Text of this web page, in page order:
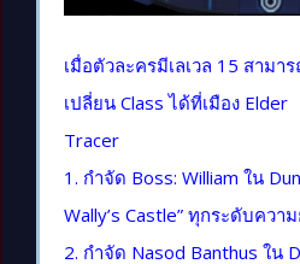
เมื่อตัวละครมีเลเวล 15 สามา
เปลี่ยน Class ได้ที่เมือง Elder
Tracer
1. กำจัด Boss: William ใน
Wally’s Castle” ทุกระดับควา
2. กำจัด Nasod Banthus ใน